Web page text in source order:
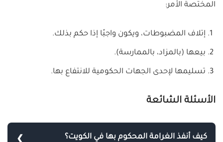
المختصة الأمر:
إتلاف المضبوطات، ويكون واجبًا إذا حكم بذلك.
بيعها (بالمزاد، بالممارسة).
تسليمها لإحدى الجهات الحكومية للانتفاع بها.
الأسئلة الشائعة
كيف أنفذ الغرامة المحكوم بها في الكويت؟